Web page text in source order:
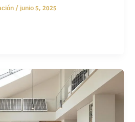
/junio 5, 2025